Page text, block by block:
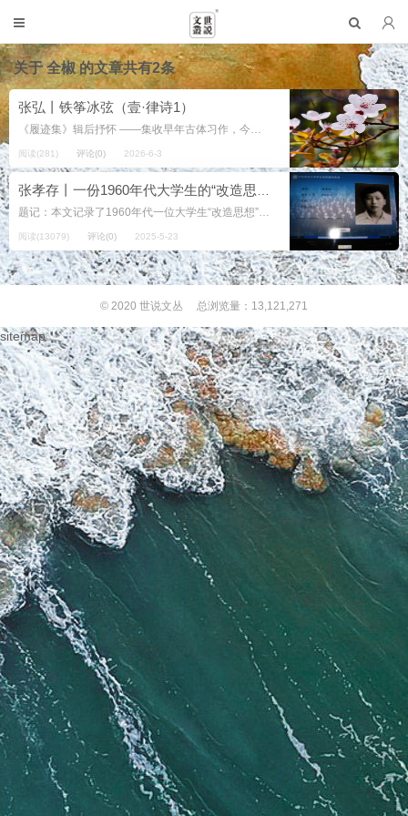
关于全椒的文章共有2条
张弘丨铁筝冰弦（壹·律诗1）
《履迹集》辑后抒怀 ——集收早年古体习作，今不存 风云烟雨演苍黄，束发终军足慨慷。 早恃丹心擎宇立，曾无椽笔梦花香。 沙场试剑多磨砺，文苑探骊兼短长。 何日书成三万帙，焚烧成炬赫天狼。 1964年10月1...
阅读(281) 评论(0) 2026-6-3
题记：本文记录了1960年代一位大学生“改造思想”的内心独白，可以从中了解那个时代部分青年精神生活的一个侧面。 1964年10月起，我有机会参加伟大的四清运动，在安徽农村接受了一年半革命实践的锻炼。历...
阅读(13079) 评论(0) 2025-5-23
© 2020 世说文丛 总浏览量：13,121,271
sitemap